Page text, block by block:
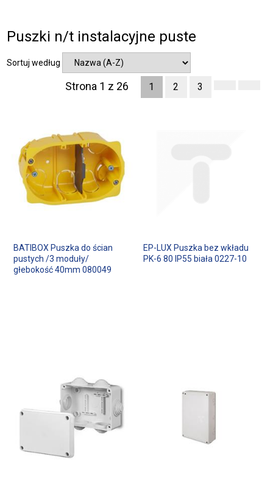
Puszki n/t instalacyjne puste
Sortuj według
Strona 1 z 26 1 2 3
BATIBOX Puszka do ścian
pustych /3 moduły/
głebokość 40mm 080049
EP-LUX Puszka bez wkładu
PK-6 80 IP55 biała 0227-10